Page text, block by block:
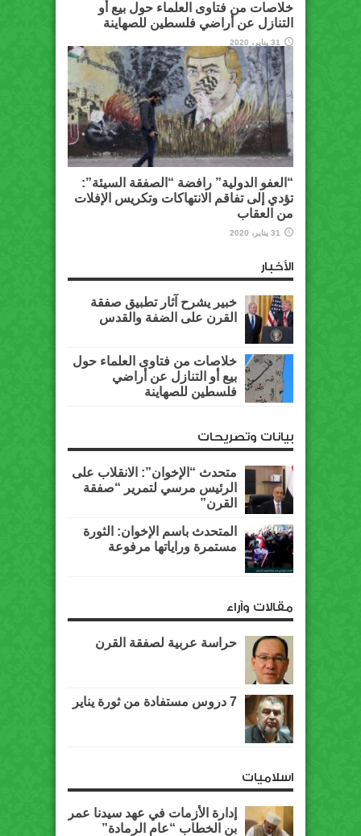
خلاصات من فتاوى العلماء حول بيع أو
التنازل عن أراضي فلسطين للصهاينة
31 يناير، 2020
“العفو الدولية” رافضة “الصفقة السيئة”:
تؤدي إلى تفاقم الانتهاكات وتكريس الإفلات
من العقاب
31 يناير، 2020
الأخبار
خبير يشرح آثار تطبيق صفقة
القرن على الضفة والقدس
خلاصات من فتاوى العلماء حول
بيع أو التنازل عن أراضي
فلسطين للصهاينة
بيانات وتصريحات
متحدث “الإخوان”: الانقلاب على
الرئيس مرسي لتمرير “صفقة
القرن”
المتحدث باسم الإخوان: الثورة
مستمرة وراياتها مرفوعة
مقالات وآراء
حراسة عربية لصفقة القرن
7 دروس مستفادة من ثورة يناير
اسلاميات
إدارة الأزمات في عهد سيدنا عمر
بن الخطاب “عام الرمادة”